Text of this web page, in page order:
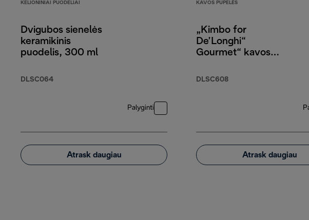
KELIONINIAI PUODELIAI
Dvigubos sienelės
keramikinis
puodelis, 300 ml
DLSC064
Palyginti
Atrask daugiau
KAVOS PUPELĖS
„Kimbo for
De’Longhi“
Gourmet“ kavos
arabikos ir 20 %
DLSC608
Atrask daugiau